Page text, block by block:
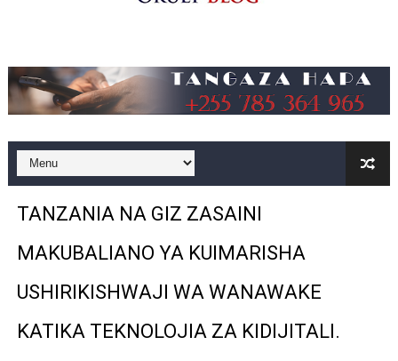
TANZANIA NA GIZ ZASAINI
MAKUBALIANO YA KUIMARISHA
USHIRIKISHWAJI WA WANAWAKE
KATIKA TEKNOLOJIA ZA KIDIJITALI.